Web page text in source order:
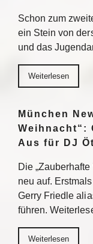
Schon zum
ein Stein von
und das
Weiterlesen
München
Weihnacht“:
Aus für DJ
Die
neu auf.
Gerry Friedle
führen.
Weiterlesen